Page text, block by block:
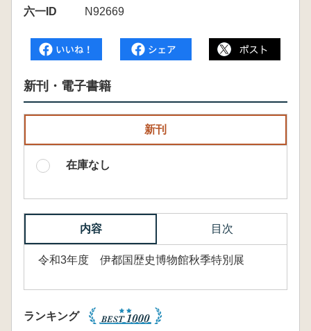
六一ID
N92669
新刊・電子書籍
新刊
在庫なし
内容 目次
令和3年度 伊都国歴史博物館秋季特別展
ランキング